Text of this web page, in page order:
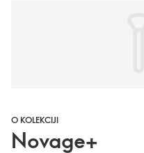
O KOLEKCIJI
Novage+